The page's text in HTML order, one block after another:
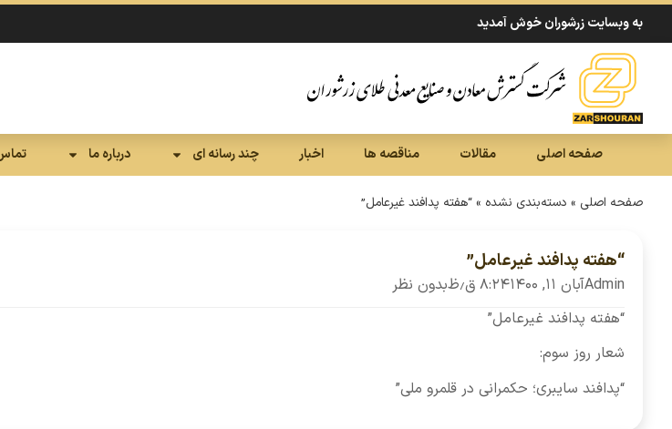
به وبسایت زرشوران خوش آمدید
صفحه اصلی مقالات مناقصه ها اخبار چند رسانه ای درباره ما
صفحه اصلی » دسته‌بندی نشده »“هفته پدافند غیرعامل”
“هفته پدافند غیرعامل”
Adminآبان ۱۱, ۱۴۰۰ ۸:۲۴ ق٫ظ
بدون نظر
“هفته پدافند غیرعامل”
شعار روز سوم:
“پدافند سایبری؛ حکمرانی در قلمرو ملی”